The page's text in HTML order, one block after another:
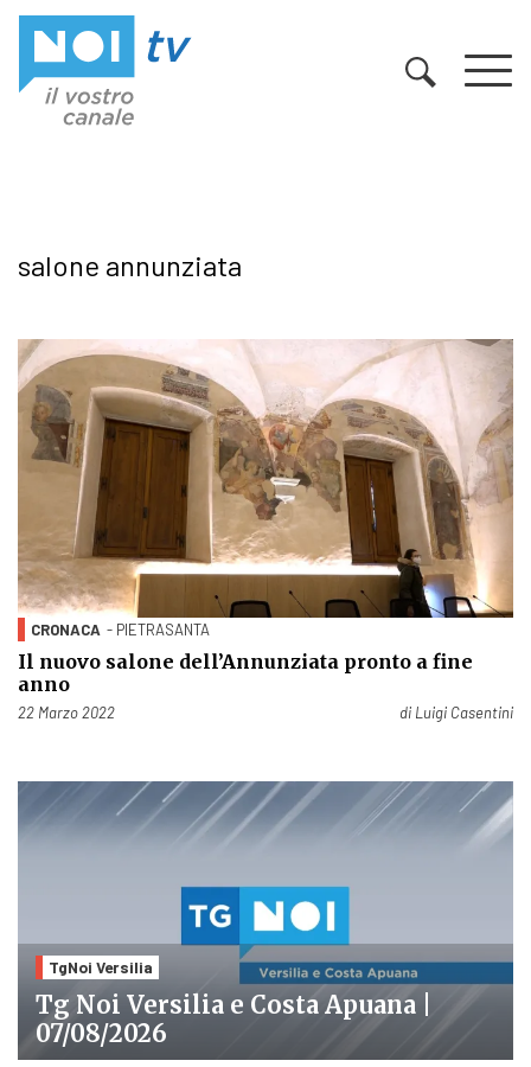
salone annunziata
CRONACA - PIETRASANTA
Il nuovo salone dell’Annunziata pronto a fine
anno
Pubblicato il
22 Marzo 2022 di Luigi Casentini
TgNoi Versilia
Tg Noi Versilia e Costa Apuana |
07/08/2026